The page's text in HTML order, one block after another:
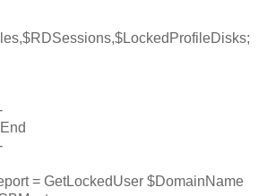
= GetLockedUser $DomainName